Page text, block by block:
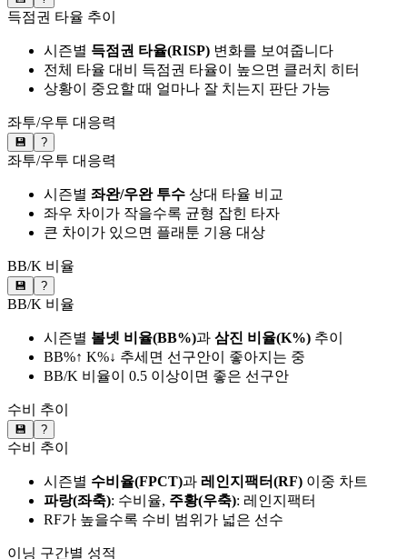
득점권 타율 추이
시즌별 득점권 타율(RISP) 변화를 보여줍니다
전체 타율 대비 득점권 타율이 높으면 클러치 히터
상황이 중요할 때 얼마나 잘 치는지 판단 가능
좌투/우투 대응력
💾 ?
좌투/우투 대응력
시즌별 좌완/우완 투수 상대 타율 비교
좌우 차이가 작을수록 균형 잡힌 타자
큰 차이가 있으면 플래툰 기용 대상
BB/K 비율
💾 ?
BB/K 비율
시즌별 볼넷 비율(BB%)과 삼진 비율(K%) 추이
BB%↑ K%↓ 추세면 선구안이 좋아지는 중
BB/K 비율이 0.5 이상이면 좋은 선구안
수비 추이
💾 ?
수비 추이
시즌별 수비율(FPCT)과 레인지팩터(RF) 이중 차트
파랑(좌축): 수비율, 주황(우축): 레인지팩터
RF가 높을수록 수비 범위가 넓은 선수
이닝 구간별 성적